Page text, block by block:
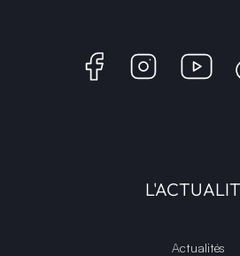
Actualités